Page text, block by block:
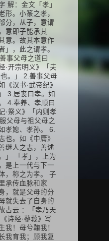
解：金文「孝」
形。小篆之孝，
分，从子，意谓
意即子能承其
意。故其本意作
」，此之谓孝。
事父母之道曰
·开宗明义》「夫
。」 2.善事父母
《汉书·武帝纪》
3.居丧曰孝。如
4.奉养、孝顺曰
·祭义》「内则孝
父母与祖父母之
孝媳、孝孙。 6.
也。如《中庸》
继人之志，善述
」 「孝」，上为
是上一代与下一
，称之为孝。 子
承传血脉和家
，就是父母的分
就失去了自身的
古云 ：「孝乃天
诗经·蓼莪》写
我！母兮鞠我！
我育我；顾我复